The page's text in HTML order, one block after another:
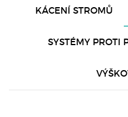
KÁCENÍ STROMŮ
SYSTÉMY PROTI